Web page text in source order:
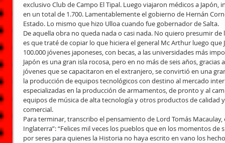
exclusivo Club de Campo El Tipal. Luego viajaron médicos a Japón,
en un total de 1.700. Lamentablemente el gobierno de Hernán
Estado. Lo mismo que hizo Ulloa cuando fue gobernador de Salta.
De aquella obra no queda nada o casi nada. No quiero presumir
es que traté de copiar lo que hiciera el general Mc Arthur luego
100.000 jóvenes japoneses, con becas, a las universidades más
Japón es una gran isla rocosa, pero en no más de seis años,
jóvenes que se capacitaron en el extranjero, se convirtió en una
la producción de equipos tecnológicos con destino al mercado
especializadas en la producción de armamentos, de pronto y al
equipos de música de alta tecnología y otros productos de calidad
comercial.
Para terminar, transcribo el pensamiento de Lord Tomás
Inglaterra”: “Felices mil veces los pueblos que en los momentos
por seres para quienes la Historia no haya escrito en vano los